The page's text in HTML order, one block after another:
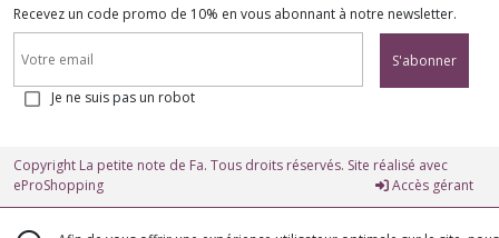
Recevez un code promo de 10% en vous abonnant à notre newsletter.
S'abonner
Je ne suis pas un robot
Copyright La petite note de Fa. Tous droits réservés. Site réalisé avec
eProShopping
Accès gérant